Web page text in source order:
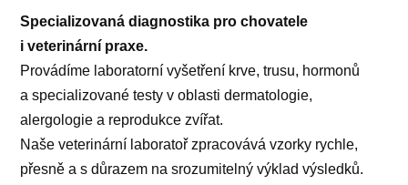
Specializovaná diagnostika pro chovatele
i veterinární praxe.
Provádíme laboratorní vyšetření krve, trusu, hormonů
a specializované testy v oblasti dermatologie,
alergologie a reprodukce zvířat.
Naše veterinární laboratoř zpracovává vzorky rychle,
přesně a s důrazem na srozumitelný výklad výsledků.